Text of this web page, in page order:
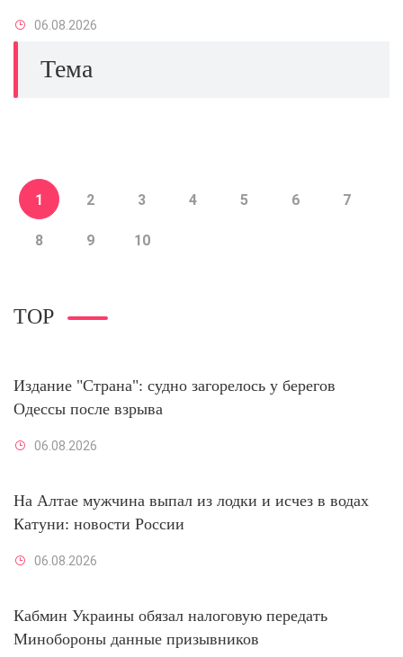
06.08.2026
Тема
1 2 3 4 5 6 7
8 9 10
TOP
Издание "Страна": судно загорелось у берегов
Одессы после взрыва
06.08.2026
На Алтае мужчина выпал из лодки и исчез в водах
Катуни: новости России
06.08.2026
Кабмин Украины обязал налоговую передать
Минобороны данные призывников